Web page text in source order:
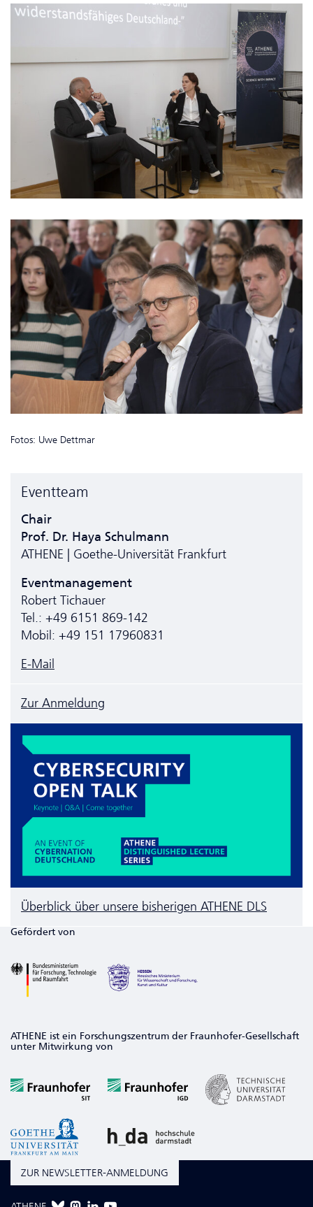
Fotos: Uwe Dettmar
Eventteam
Chair
Prof. Dr. Haya Schulmann
ATHENE | Goethe-Universität Frankfurt
Eventmanagement
Robert Tichauer
Tel.: +49 6151 869-142
Mobil: +49 151 17960831
E-Mail
Zur Anmeldung
Überblick über unsere bisherigen ATHENE DLS
Gefördert von
ATHENE ist ein Forschungszentrum der Fraunhofer-Gesellschaft
unter Mitwirkung von
ZUR NEWSLETTER-ANMELDUNG